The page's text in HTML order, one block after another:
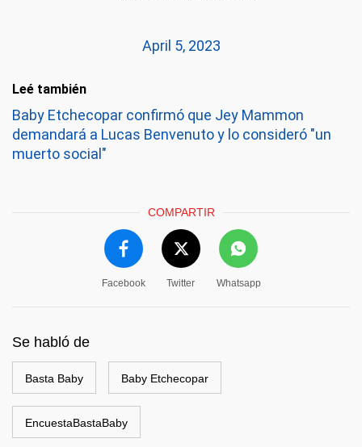
April 5, 2023
Leé también
Baby Etchecopar confirmó que Jey Mammon
demandará a Lucas Benvenuto y lo consideró "un
muerto social"
COMPARTIR
Facebook Twitter Whatsapp
Se habló de
Basta Baby Baby Etchecopar
EncuestaBastaBaby